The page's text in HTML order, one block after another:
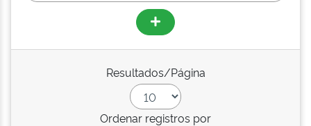
Resultados/Página
Ordenar registros por